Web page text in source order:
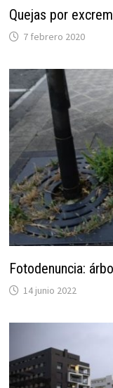
Quejas por
7 febrero 2020
Fotodenuncia:
14 junio 2022